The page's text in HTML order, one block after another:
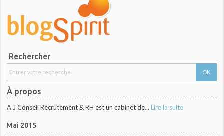
Rechercher
À propos
A J Conseil Recrutement & RH est un cabinet de... Lire la suite
Mai 2015